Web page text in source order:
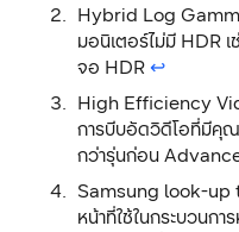
Hybrid Log
มอนิเตอร์ไม่มี HDR
จอ HDR↩︎
High Efficiency
การบีบอัดวิดีโอที่มีคุณ
กว่ารุ่นก่อน
Samsung look-up
หน้าที่ใช้ในกระบวนกา